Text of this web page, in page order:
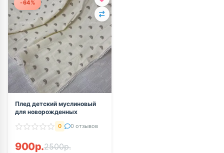
-64%
Плед детский муслиновый
для новорожденных
0 0 отзывов
900р.2500р.